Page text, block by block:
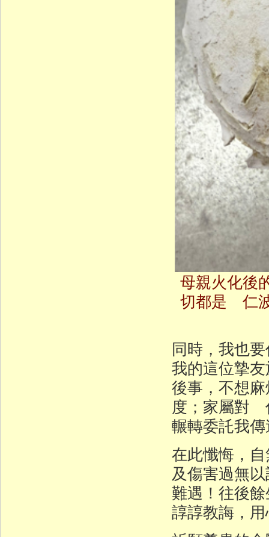
母親火化後
切都是 仁
同時，我也
我的這位摯
後事，不想
度；家屬對
輾轉委託我
在此懺悔，
及傷害過無
難遇！往後
諄諄教誨，